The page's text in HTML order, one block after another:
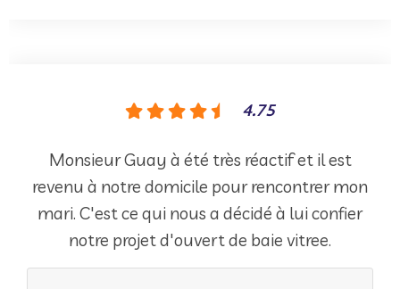
4.75
Monsieur Guay à été très réactif et il est
revenu à notre domicile pour rencontrer mon
mari. C'est ce qui nous a décidé à lui confier
notre projet d'ouvert de baie vitree.